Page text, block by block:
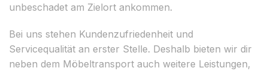
unbeschadet am Zielort ankommen.
Bei uns stehen Kundenzufriedenheit und
Servicequalität an erster Stelle. Deshalb bieten wir dir
neben dem Möbeltransport auch weitere Leistungen,